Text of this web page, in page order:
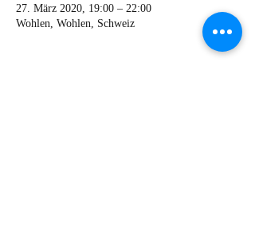
27. März 2020, 19:00 – 22:00
Wohlen, Wohlen, Schweiz